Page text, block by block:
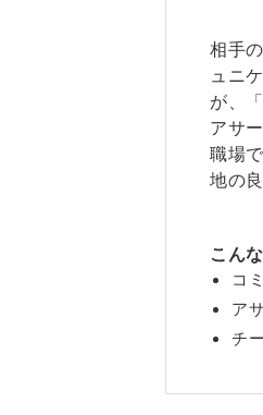
相手
ュニ
が、
アサ
職場
地の
こん
コ
ア
チ